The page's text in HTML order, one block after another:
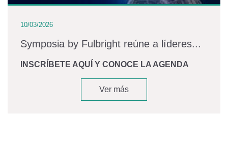
10/03/2026
Symposia by Fulbright reúne a líderes...
INSCRÍBETE AQUÍ Y CONOCE LA AGENDA
Ver más